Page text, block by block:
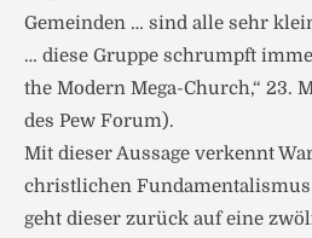
Gemeinden … sind alle sehr
… diese Gruppe schrumpft
the Modern Mega-Church,“ 23.
des Pew Forum).
Mit dieser Aussage verkennt
christlichen
geht dieser zurück auf eine